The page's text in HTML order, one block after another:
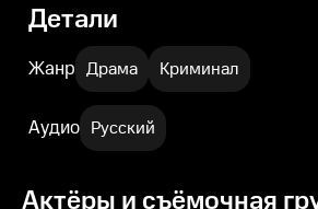
Детали
Жанр Драма Криминал
Аудио Русский
Актёры и съёмочная